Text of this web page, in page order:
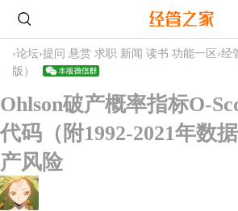
›论坛›提问 悬赏 求职 新闻 读书 功能一区 ›经
版）
Ohlson破产概率指标O-
代码（附1992-2021年数
产风险